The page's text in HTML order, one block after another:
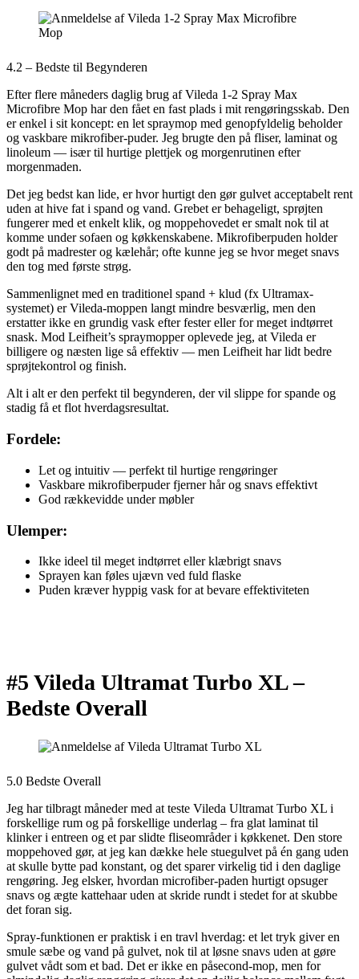
4.2 – Bedste til Begynderen
Efter flere måneders daglig brug af Vileda 1-2 Spray Max
Microfibre Mop har den fået en fast plads i mit rengøringsskab. Den
er enkel i sit koncept: en let spraymop med genopfyldelig beholder
og vaskbare mikrofiber-puder. Jeg brugte den på fliser, laminat og
linoleum — især til hurtige plettjek og morgenrutinen efter
morgenmaden.
Det jeg bedst kan lide, er hvor hurtigt den gør gulvet acceptabelt rent
uden at hive fat i spand og vand. Grebet er behageligt, sprøjten
fungerer med et enkelt klik, og moppehovedet er smalt nok til at
komme under sofaen og køkkenskabene. Mikrofiberpuden holder
godt på madrester og kælehår; ofte kunne jeg se hvor meget snavs
den tog med første strøg.
Sammenlignet med en traditionel spand + klud (fx Ultramax-
systemet) er Vileda-moppen langt mindre besværlig, men den
erstatter ikke en grundig vask efter fester eller for meget indtørret
snask. Mod Leifheit’s spraymopper oplevede jeg, at Vileda er
billigere og næsten lige så effektiv — men Leifheit har lidt bedre
sprøjtekontrol og finish.
Alt i alt er den perfekt til begynderen, der vil slippe for spande og
stadig få et flot hverdagsresultat.
Fordele:
Let og intuitiv — perfekt til hurtige rengøringer
Vaskbare mikrofiberpuder fjerner hår og snavs effektivt
God rækkevidde under møbler
Ulemper:
Ikke ideel til meget indtørret eller klæbrigt snavs
Sprayen kan føles ujævn ved fuld flaske
Puden kræver hyppig vask for at bevare effektiviteten
#5 Vileda Ultramat Turbo XL –
Bedste Overall
5.0 Bedste Overall
Jeg har tilbragt måneder med at teste Vileda Ultramat Turbo XL i
forskellige rum og på forskellige underlag – fra glat laminat til
klinker i entreen og et par slidte fliseområder i køkkenet. Den store
moppehoved gør, at jeg kan dække hele stuegulvet på én gang uden
at skulle bytte pad konstant, og det sparer virkelig tid i den daglige
rengøring. Jeg elsker, hvordan microfiber-paden hurtigt opsuger
snavs og ægte kattehaar uden at skride rundt i stedet for at skubbe
det foran sig.
Spray-funktionen er praktisk i en travl hverdag: et let tryk giver en
smule sæbe og vand på gulvet, nok til at løsne snavs uden at gøre
gulvet vådt som et bad. Det er ikke en påsecond-mop, men for